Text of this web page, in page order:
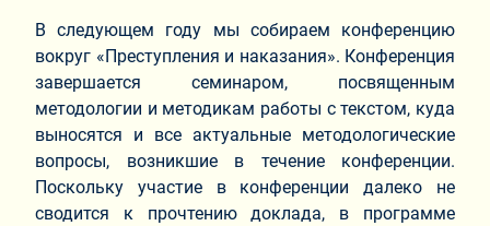
В следующем году мы собираем конференцию
вокруг «Преступления и наказания». Конференция
завершается семинаром, посвященным
методологии и методикам работы с текстом, куда
выносятся и все актуальные методологические
вопросы, возникшие в течение конференции.
Поскольку участие в конференции далеко не
сводится к прочтению доклада, в программе